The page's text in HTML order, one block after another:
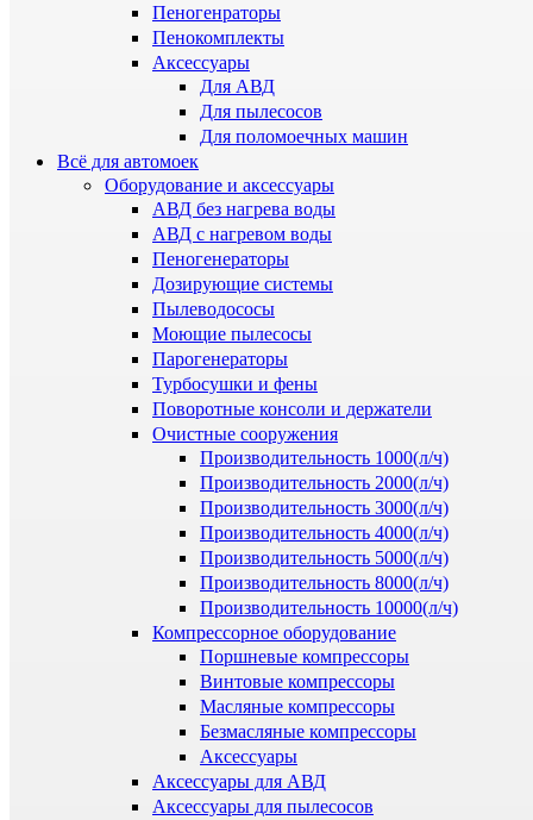
Пеногенраторы
Пенокомплекты
Аксессуары
Для АВД
Для пылесосов
Для поломоечных машин
Всё для автомоек
Оборудование и аксессуары
АВД без нагрева воды
АВД с нагревом воды
Пеногенераторы
Дозирующие системы
Пылеводососы
Моющие пылесосы
Парогенераторы
Турбосушки и фены
Поворотные консоли и держатели
Очистные сооружения
Производительность 1000(л/ч)
Производительность 2000(л/ч)
Производительность 3000(л/ч)
Производительность 4000(л/ч)
Производительность 5000(л/ч)
Производительность 8000(л/ч)
Производительность 10000(л/ч)
Компрессорное оборудование
Поршневые компрессоры
Винтовые компрессоры
Масляные компрессоры
Безмасляные компрессоры
Аксессуары
Аксессуары для АВД
Аксессуары для пылесосов